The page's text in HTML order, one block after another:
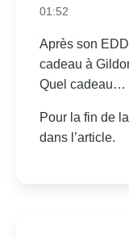
01:52
Après son
cadeau à
Quel cadeau…
Pour la fin de
dans l’article.